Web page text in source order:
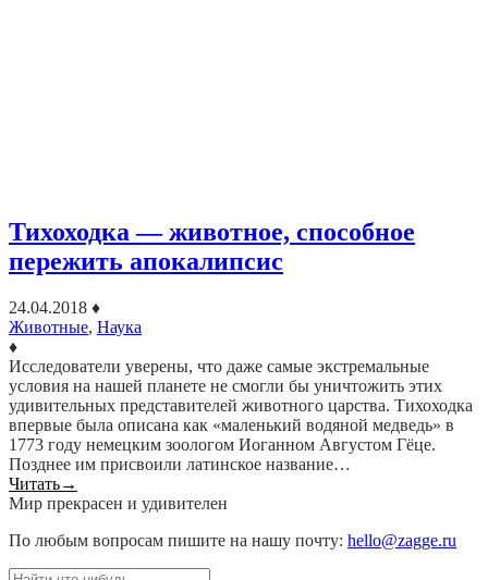
Тихоходка — животное, способное
пережить апокалипсис
24.04.2018 ♦
Животные, Наука
♦
Исследователи уверены, что даже самые экстремальные
условия на нашей планете не смогли бы уничтожить этих
удивительных представителей животного царства. Тихоходка
впервые была описана как «маленький водяной медведь» в
1773 году немецким зоологом Иоганном Августом Гёце.
Позднее им присвоили латинское название…
Читать→
Мир прекрасен и удивителен
По любым вопросам пишите на нашу почту: hello@zagge.ru